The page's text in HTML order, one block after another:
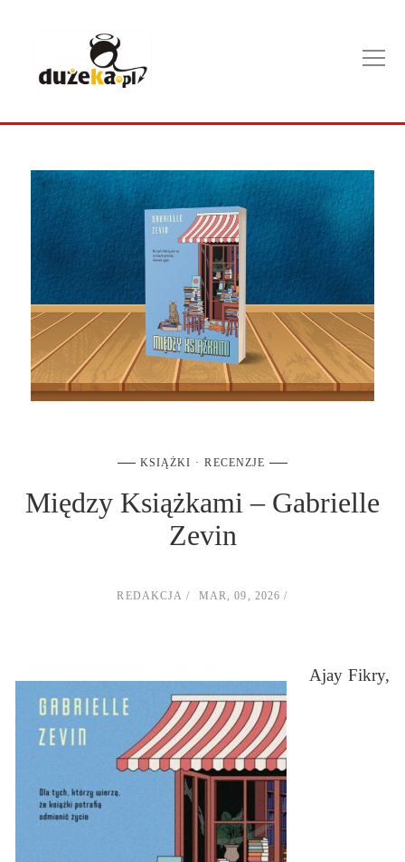
KSIĄŻKI RECENZJE
Między Książkami – Gabrielle
Zevin
REDAKCJA MAR, 09, 2026
Ajay Fikry,